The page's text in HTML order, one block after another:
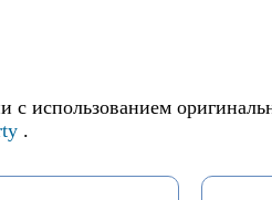
использованием
.